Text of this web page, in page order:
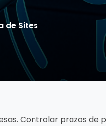
de Sites
Controlar prazos de